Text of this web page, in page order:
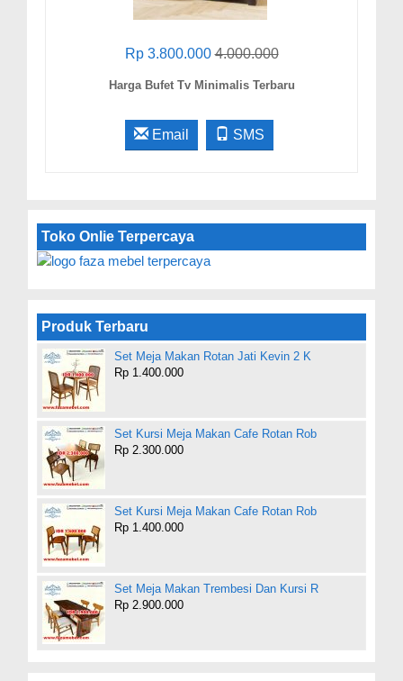
Rp 3.800.0004.000.000
Harga Bufet Tv Minimalis Terbaru
Email SMS
Toko Onlie Terpercaya
Produk Terbaru
Set Meja Makan Rotan Jati Kevin 2 K
Rp 1.400.000
Set Kursi Meja Makan Cafe Rotan Rob
Rp 2.300.000
Set Kursi Meja Makan Cafe Rotan Rob
Rp 1.400.000
Set Meja Makan Trembesi Dan Kursi R
Rp 2.900.000